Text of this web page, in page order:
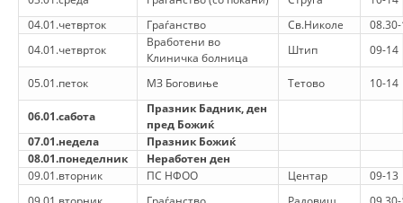
ИСТОРИЈАТ НА ЦКРМ
ИСТОРИЈАТ НА ДВИЖЕЊЕТО
СТРУКТУРА НА ОРГАНИЗАЦИЈАТА
КОНТАКТ ИНФОРМАЦИИ
ЧЛЕНСТВО ВО ПРОФЕСИОНАЛНИ ТЕЛА
04.01.четврток
Граѓанство Св.Николе
04.01.четврток
Вработени во
Клиничка болница
Штип 09-14
05.01.петок МЗ Боговиње Тетово 10-14
06.01.сабота
Празник Бадник, ден
пред Божиќ
07.01.недела
Празник Божиќ
08.01.понеделник
Неработен ден
09.01.вторник
ПС НФОО Центар
09-13